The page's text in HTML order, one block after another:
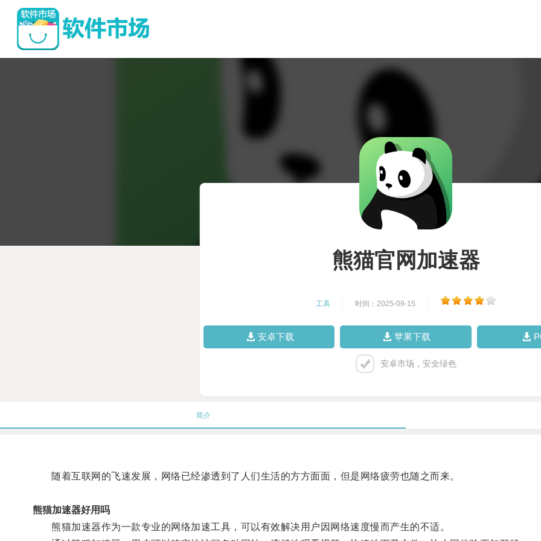
熊猫官网加速器
工具 时间：2025-09-15
安卓下载 苹果下载
安卓市场，安全绿色
简介
随着互联网的飞速发展，网络已经渗透到了人们生活的方方面面，但是网络疲劳也随之而来。
熊猫加速器好用吗
熊猫加速器作为一款专业的网络加速工具，可以有效解决用户因网络速度慢而产生的不适。